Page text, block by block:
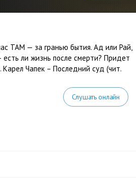
ТАМ — за гранью бытия. Ад или Рай,
есть ли жизнь после смерти? Придет
Чапек – Последний суд (чит.
Слушать онлайн